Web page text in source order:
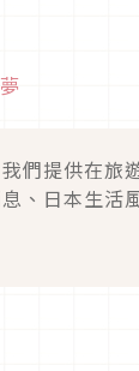
們提供在旅
、日本生活